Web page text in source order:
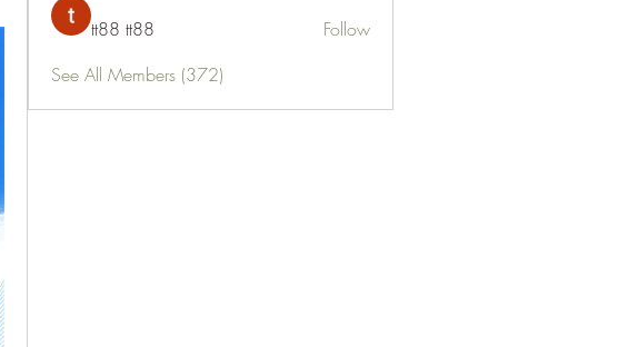
tt88 tt88
Follow
See All Members (372)